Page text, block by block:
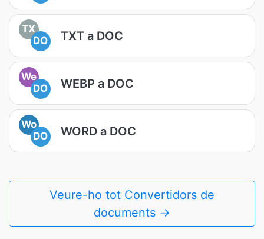
TX
DO
TXT a DOC
We
DO
WEBP a DOC
Wo
DO
WORD a DOC
Veure-ho tot Convertidors de
documents →